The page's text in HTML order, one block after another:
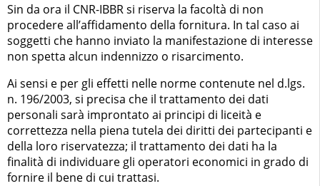
Sin da ora il CNR-IBBR si riserva la facoltà di non
procedere all’affidamento della fornitura. In tal caso ai
soggetti che hanno inviato la manifestazione di interesse
non spetta alcun indennizzo o risarcimento.
Ai sensi e per gli effetti nelle norme contenute nel d.lgs.
n. 196/2003, si precisa che il trattamento dei dati
personali sarà improntato ai principi di liceità e
correttezza nella piena tutela dei diritti dei partecipanti e
della loro riservatezza; il trattamento dei dati ha la
finalità di individuare gli operatori economici in grado di
fornire il bene di cui trattasi.